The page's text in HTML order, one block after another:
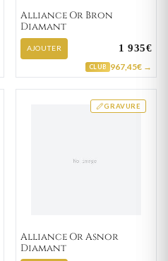
Alliance Or Bron
Diamant
AJOUTER 1 935€
CLUB 967,45€ →
GRAVURE
Alliance Or Asnor
Diamant